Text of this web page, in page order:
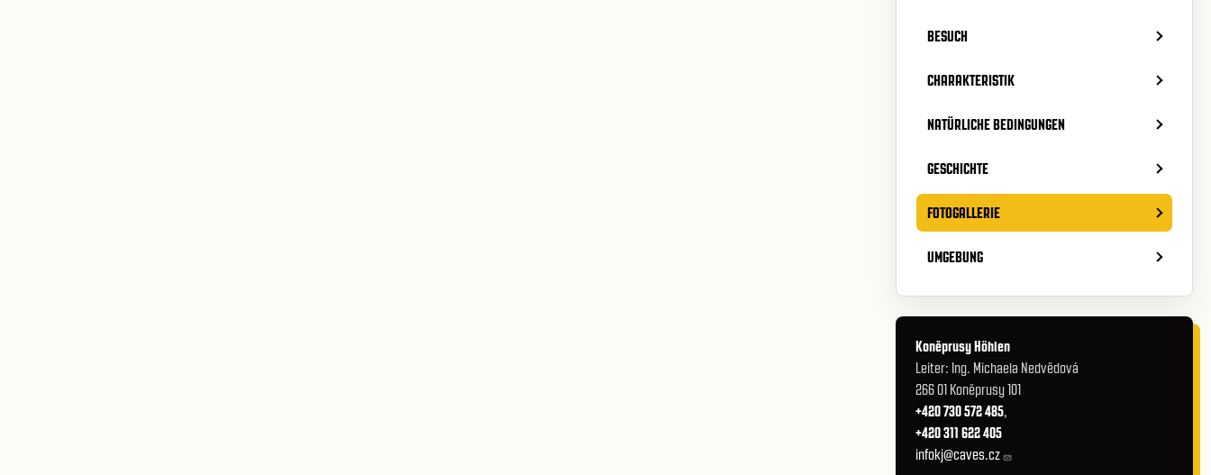
BESUCH
CHARAKTERISTIK
NATÜRLICHE BEDINGUNGEN
GESCHICHTE
FOTOGALLERIE
UMGEBUNG
Koněprusy Höhlen
Leiter: Ing. Michaela Nedvědová
266 01 Koněprusy 101
+420 730 572 485,
+420 311 622 405
infokj@caves.cz